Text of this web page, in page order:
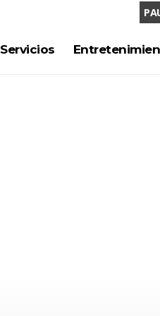
Servicios